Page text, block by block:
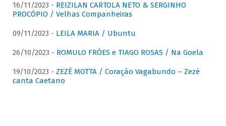
16/11/2023 - REIZILAN CARTOLA NETO & SERGINHO
PROCÓPIO / Velhas Companheiras
09/11/2023 - LEILA MARIA / Ubuntu
26/10/2023 - ROMULO FRÓES e TIAGO ROSAS / Na Goela
19/10/2023 - ZEZÉ MOTTA / Coração Vagabundo – Zezé
canta Caetano